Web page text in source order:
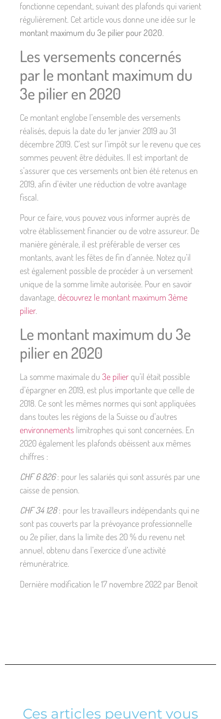
fonctionne cependant, suivant des plafonds qui varient
régulièrement. Cet article vous donne une idée sur le
montant maximum du 3e pilier pour 2020.
Les versements concernés
par le montant maximum du
3e pilier en 2020
Ce montant englobe l’ensemble des versements
réalisés, depuis la date du 1er janvier 2019 au 31
décembre 2019. C’est sur l’impôt sur le revenu que ces
sommes peuvent être déduites. Il est important de
s’assurer que ces versements ont bien été retenus en
2019, afin d’éviter une réduction de votre avantage
fiscal.
Pour ce faire, vous pouvez vous informer auprès de
votre établissement financier ou de votre assureur. De
manière générale, il est préférable de verser ces
montants, avant les fêtes de fin d’année. Notez qu’il
est également possible de procéder à un versement
unique de la somme limite autorisée. Pour en savoir
davantage, découvrez le montant maximum 3ème
pilier.
Le montant maximum du 3e
pilier en 2020
La somme maximale du 3e pilier qu’il était possible
d’épargner en 2019, est plus importante que celle de
2018. Ce sont les mêmes normes qui sont appliquées
dans toutes les régions de la Suisse ou d’autres
environnements limitrophes qui sont concernées. En
2020 également les plafonds obéissent aux mêmes
chiffres :
CHF 6 826: pour les salariés qui sont assurés par une
caisse de pension.
CHF 34 128: pour les travailleurs indépendants qui ne
sont pas couverts par la prévoyance professionnelle
ou 2e pilier, dans la limite des 20 % du revenu net
annuel, obtenu dans l’exercice d’une activité
rémunératrice.
Dernière modification le 17 novembre 2022 par Benoit
Ces articles peuvent vous